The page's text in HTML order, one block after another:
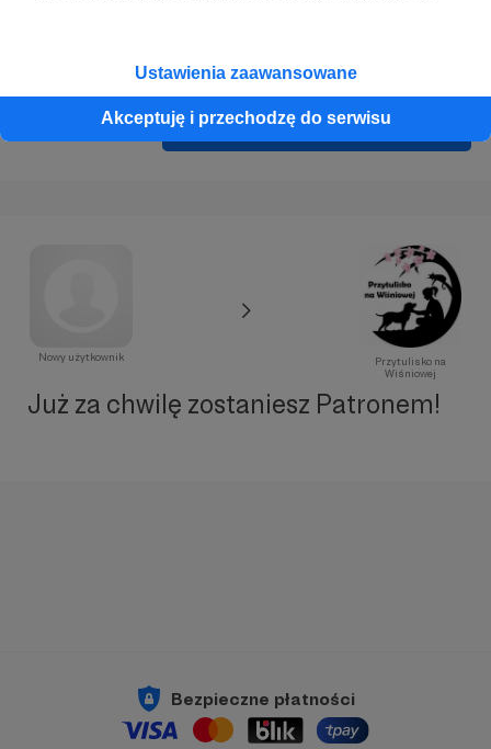
Ustawienia zaawansowane
Akceptuję i przechodzę do serwisu
Cofnij Zarejestruj się i przejdź dalej
Nowy użytkownik
Przytulisko na
Wiśniowej
Już za chwilę zostaniesz Patronem!
Bezpieczne płatności